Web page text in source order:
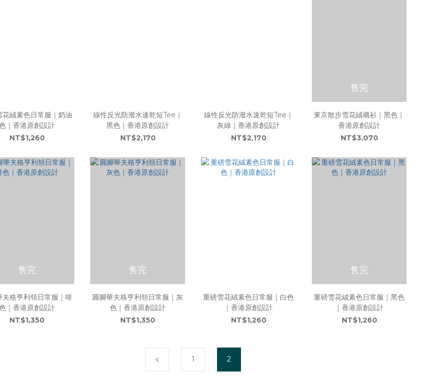
花絨素色日常服｜奶油
｜香港原創設計
NT$1,260
線性反光防潑水速乾短Tee｜
黑色｜香港原創設計
NT$2,170
線性反光防潑水速乾短Tee｜
灰綠｜香港原創設計
NT$2,170
售完
東京散步雪花絨襯衫｜黑色｜
香港原創設計
NT$3,070
售完
夫格亨利領日常服｜啡
｜香港原創設計
NT$1,350
售完
圓腳華夫格亨利領日常服｜灰
色｜香港原創設計
NT$1,350
重磅雪花絨素色日常服｜白色
｜香港原創設計
NT$1,260
售完
重磅雪花絨素色日常服｜黑色
｜香港原創設計
NT$1,260
1 2